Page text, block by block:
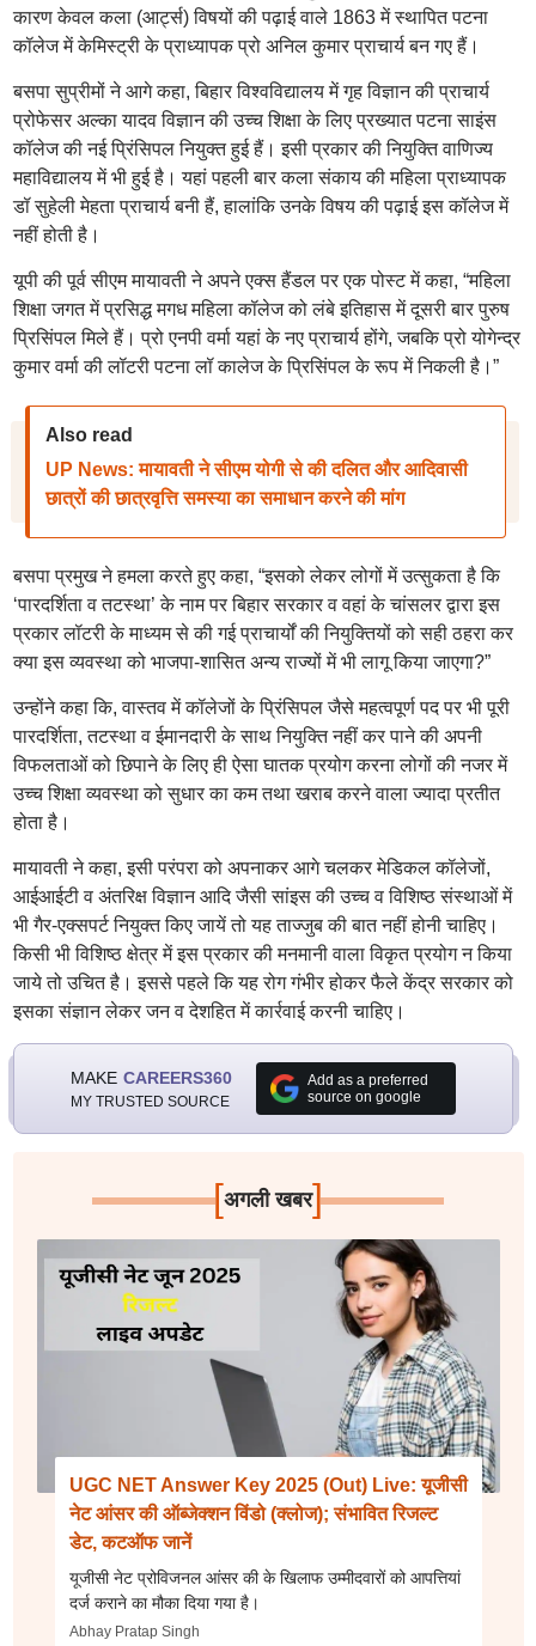
कारण केवल कला (आर्ट्स) विषयों की पढ़ाई वाले 1863 में स्थापित पटना
कॉलेज में केमिस्ट्री के प्राध्यापक प्रो अनिल कुमार प्राचार्य बन गए हैं।
बसपा सुप्रीमों ने आगे कहा, बिहार विश्वविद्यालय में गृह विज्ञान की प्राचार्य
प्रोफेसर अल्का यादव विज्ञान की उच्च शिक्षा के लिए प्रख्यात पटना साइंस
कॉलेज की नई प्रिंसिपल नियुक्त हुई हैं। इसी प्रकार की नियुक्ति वाणिज्य
महाविद्यालय में भी हुई है। यहां पहली बार कला संकाय की महिला प्राध्यापक
डॉ सुहेली मेहता प्राचार्य बनी हैं, हालांकि उनके विषय की पढ़ाई इस कॉलेज में
नहीं होती है।
यूपी की पूर्व सीएम मायावती ने अपने एक्स हैंडल पर एक पोस्ट में कहा, “महिला
शिक्षा जगत में प्रसिद्ध मगध महिला कॉलेज को लंबे इतिहास में दूसरी बार पुरुष
प्रिसिंपल मिले हैं। प्रो एनपी वर्मा यहां के नए प्राचार्य होंगे, जबकि प्रो योगेन्द्र
कुमार वर्मा की लॉटरी पटना लॉ कालेज के प्रिसिंपल के रूप में निकली है।”
Also read
UP News: मायावती ने सीएम योगी से की दलित और आदिवासी
छात्रों की छात्रवृत्ति समस्या का समाधान करने की मांग
बसपा प्रमुख ने हमला करते हुए कहा, “इसको लेकर लोगों में उत्सुकता है कि
‘पारदर्शिता व तटस्था’ के नाम पर बिहार सरकार व वहां के चांसलर द्वारा इस
प्रकार लॉटरी के माध्यम से की गई प्राचार्यों की नियुक्तियों को सही ठहरा कर
क्या इस व्यवस्था को भाजपा-शासित अन्य राज्यों में भी लागू किया जाएगा?”
उन्होंने कहा कि, वास्तव में कॉलेजों के प्रिंसिपल जैसे महत्वपूर्ण पद पर भी पूरी
पारदर्शिता, तटस्था व ईमानदारी के साथ नियुक्ति नहीं कर पाने की अपनी
विफलताओं को छिपाने के लिए ही ऐसा घातक प्रयोग करना लोगों की नजर में
उच्च शिक्षा व्यवस्था को सुधार का कम तथा खराब करने वाला ज्यादा प्रतीत
होता है।
मायावती ने कहा, इसी परंपरा को अपनाकर आगे चलकर मेडिकल कॉलेजों,
आईआईटी व अंतरिक्ष विज्ञान आदि जैसी सांइस की उच्च व विशिष्ठ संस्थाओं में
भी गैर-एक्सपर्ट नियुक्त किए जायें तो यह ताज्जुब की बात नहीं होनी चाहिए।
किसी भी विशिष्ठ क्षेत्र में इस प्रकार की मनमानी वाला विकृत प्रयोग न किया
जाये तो उचित है। इससे पहले कि यह रोग गंभीर होकर फैले केंद्र सरकार को
इसका संज्ञान लेकर जन व देशहित में कार्रवाई करनी चाहिए।
MAKE CAREERS360
MY TRUSTED SOURCE
Add as a preferred
source on google
[अगली खबर]
UGC NET Answer Key 2025 (Out) Live: यूजीसी
नेट आंसर की ऑब्जेक्शन विंडो (क्लोज); संभावित रिजल्ट
डेट, कटऑफ जानें
यूजीसी नेट प्रोविजनल आंसर की के खिलाफ उम्मीदवारों को आपत्तियां
दर्ज कराने का मौका दिया गया है।
Abhay Pratap Singh